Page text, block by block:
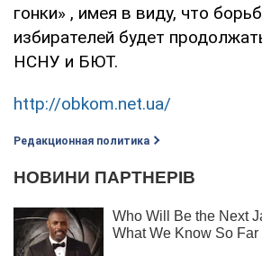
гонки» , имея в виду, что
избирателей будет
НСНУ и БЮТ.
http://obkom.net.ua/
Редакционная политика